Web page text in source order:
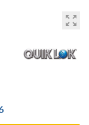
zoom_out_map